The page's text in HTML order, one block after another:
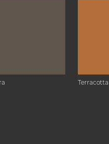
Terracotta